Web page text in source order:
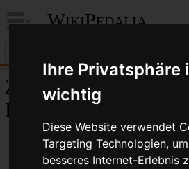
Ihre Privatsphäre
wichtig
Diese Website verwendet
Targeting Technologien,
besseres Internet-Erlebnis
WikiPedalia
Zentrale öffentliche
Logbücher